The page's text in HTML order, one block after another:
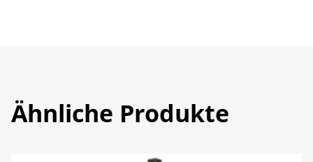
Ähnliche Produkte